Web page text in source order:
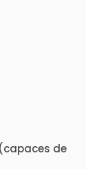
de